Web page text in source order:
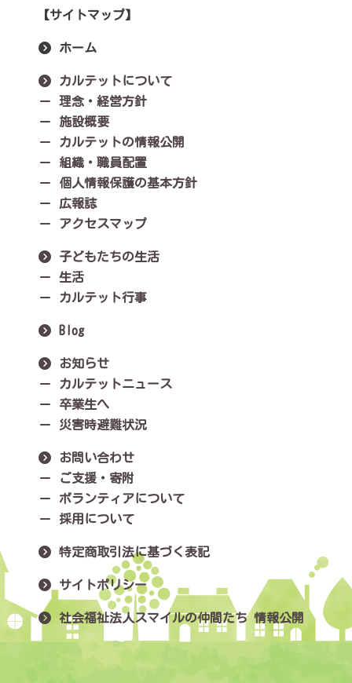
【サイトマップ】
ホーム
カルテットについて
理念・経営方針
施設概要
カルテットの情報公開
組織・職員配置
個人情報保護の基本方針
広報誌
アクセスマップ
子どもたちの生活
生活
カルテット行事
Blog
お知らせ
カルテットニュース
卒業生へ
災害時避難状況
お問い合わせ
ご支援・寄附
ボランティアについて
採用について
特定商取引法に基づく表記
サイトポリシー
社会福祉法人スマイルの仲間たち 情報公開